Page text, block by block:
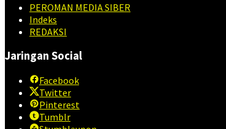
PEROMAN MEDIA SIBER
Indeks
REDAKSI
Jaringan Social
Facebook
Twitter
Pinterest
Tumblr